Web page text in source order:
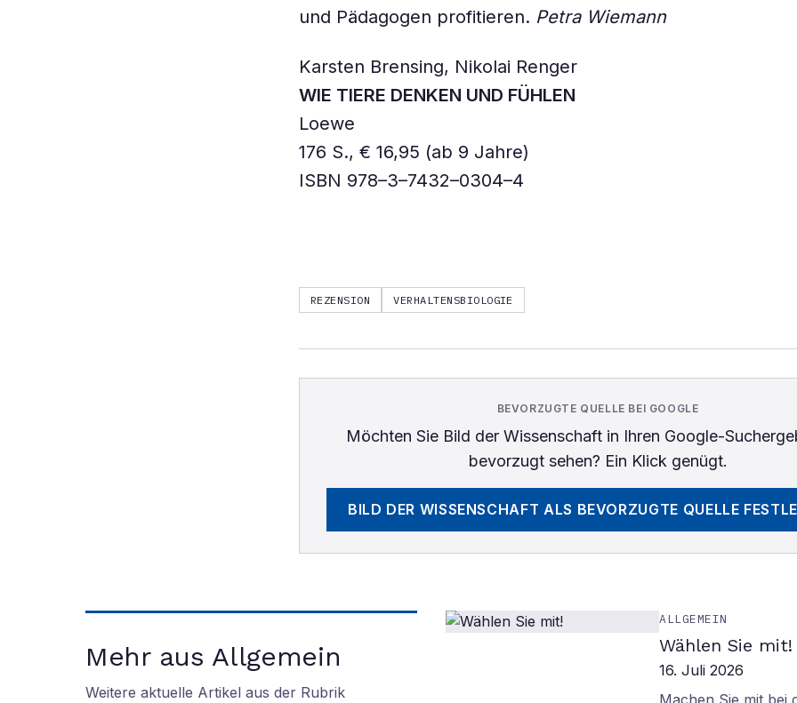
und Pädagogen profitieren. Petra Wiemann
Karsten Brensing, Nikolai Renger
WIE TIERE DENKEN UND FÜHLEN
Loewe
176 S., € 16,95 (ab 9 Jahre)
ISBN 978–3–7432–0304–4
REZENSION VERHALTENSBIOLOGIE
BEVORZUGTE QUELLE BEI GOOGLE
Möchten Sie Bild der Wissenschaftin Ihren Google-
bevorzugt sehen? Ein Klick genügt.
BILD DER WISSENSCHAFT ALS BEVORZUGTE QUELLE
Mehr aus Allgemein
Weitere aktuelle Artikel aus der Rubrik
ALLGEMEIN
Wählen Sie mit!
16. Juli 2026
Machen Sie mit bei